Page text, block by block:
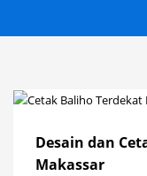
Desain dan
Makassar